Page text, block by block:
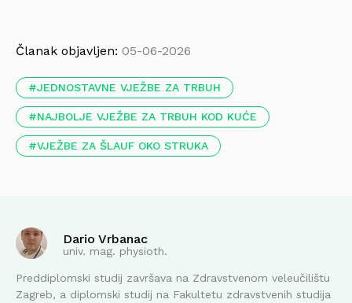
Članak objavljen: 05-06-2026
JEDNOSTAVNE VJEŽBE ZA TRBUH
NAJBOLJE VJEŽBE ZA TRBUH KOD KUĆE
VJEŽBE ZA ŠLAUF OKO STRUKA
Dario Vrbanac
univ. mag. physioth.
Preddiplomski studij završava na Zdravstvenom veleučilištu
Zagreb, a diplomski studij na Fakultetu zdravstvenih studija